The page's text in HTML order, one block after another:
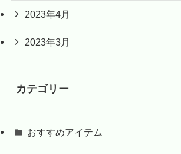
2023年4月
2023年3月
カテゴリー
おすすめアイテム